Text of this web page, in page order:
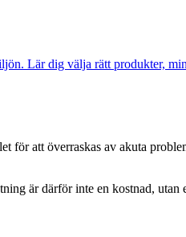
Lär dig välja rätt produkter,
för att överraskas av akuta
är därför inte en kostnad,